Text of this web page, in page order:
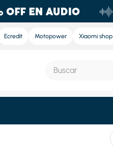
Ecredit Motopower Xiaomi shop